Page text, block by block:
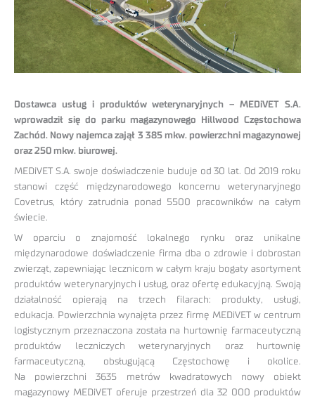
Dostawca usług i produktów weterynaryjnych – MEDiVET S.A.
wprowadził się do parku magazynowego Hillwood Częstochowa
Zachód. Nowy najemca zajął 3 385 mkw. powierzchni magazynowej
oraz 250 mkw. biurowej.
MEDiVET S.A. swoje doświadczenie buduje od 30 lat. Od 2019 roku
stanowi część międzynarodowego koncernu weterynaryjnego
Covetrus, który zatrudnia ponad 5500 pracowników na całym
świecie.
W oparciu o znajomość lokalnego rynku oraz unikalne
międzynarodowe doświadczenie firma dba o zdrowie i dobrostan
zwierząt, zapewniając lecznicom w całym kraju bogaty asortyment
produktów weterynaryjnych i usług, oraz ofertę edukacyjną. Swoją
działalność opierają na trzech filarach: produkty, usługi,
edukacja. Powierzchnia wynajęta przez firmę MEDiVET w centrum
logistycznym przeznaczona została na hurtownię farmaceutyczną
produktów leczniczych weterynaryjnych oraz hurtownię
farmaceutyczną, obsługującą Częstochowę i okolice.
Na powierzchni 3635 metrów kwadratowych nowy obiekt
magazynowy MEDiVET oferuje przestrzeń dla 32 000 produktów